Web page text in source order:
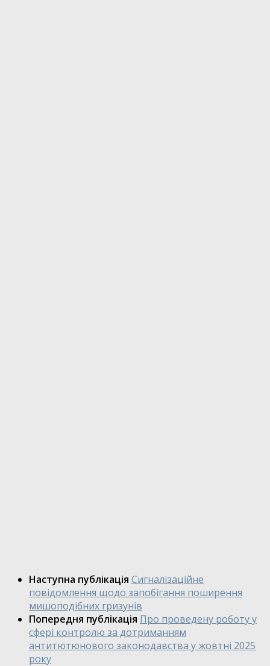
Наступна публікація Сигналізаційне
повідомлення щодо запобігання поширення
мишоподібних гризунів
Попередня публікація Про проведену роботу у
сфері контролю за дотриманням
антитютюнового законодавства у жовтні 2025
року